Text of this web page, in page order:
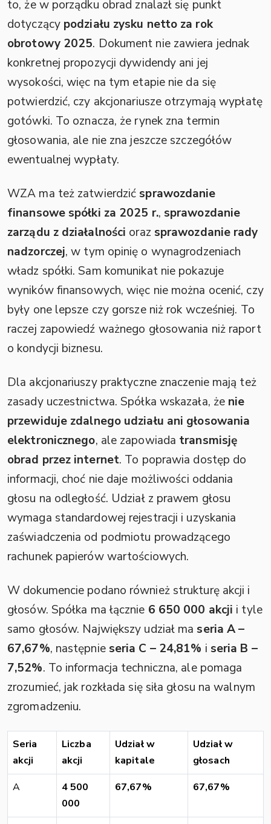
to, że w porządku obrad znalazł się punkt
dotyczący podziału zysku netto za rok
obrotowy 2025. Dokument nie zawiera jednak
konkretnej propozycji dywidendy ani jej
wysokości, więc na tym etapie nie da się
potwierdzić, czy akcjonariusze otrzymają wypłatę
gotówki. To oznacza, że rynek zna termin
głosowania, ale nie zna jeszcze szczegółów
ewentualnej wypłaty.
WZA ma też zatwierdzić sprawozdanie
finansowe spółki za 2025 r., sprawozdanie
zarządu z działalności oraz sprawozdanie rady
nadzorczej, w tym opinię o wynagrodzeniach
władz spółki. Sam komunikat nie pokazuje
wyników finansowych, więc nie można ocenić, czy
były one lepsze czy gorsze niż rok wcześniej. To
raczej zapowiedź ważnego głosowania niż raport
o kondycji biznesu.
Dla akcjonariuszy praktyczne znaczenie mają też
zasady uczestnictwa. Spółka wskazała, że nie
przewiduje zdalnego udziału ani głosowania
elektronicznego, ale zapowiada transmisję
obrad przez internet. To poprawia dostęp do
informacji, choć nie daje możliwości oddania
głosu na odległość. Udział z prawem głosu
wymaga standardowej rejestracji i uzyskania
zaświadczenia od podmiotu prowadzącego
rachunek papierów wartościowych.
W dokumencie podano również strukturę akcji i
głosów. Spółka ma łącznie 6 650 000 akcji i tyle
samo głosów. Największy udział ma seria A –
67,67%, następnie seria C – 24,81% i seria B –
7,52%. To informacja techniczna, ale pomaga
zrozumieć, jak rozkłada się siła głosu na walnym
zgromadzeniu.
Seria
akcji
Liczba
akcji
Udział w
kapitale
Udział w
głosach
A
4 500
000
67,67% 67,67%